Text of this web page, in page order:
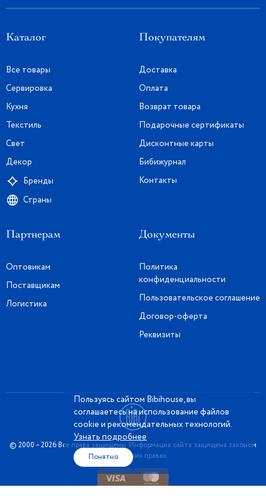
Каталог
Все товары
Сервировка
Кухня
Текстиль
Свет
Декор
Бренды
Страны
Покупателям
Доставка
Оплата
Возврат товара
Подарочные сертификаты
Дисконтные карты
Бибижурнал
Контакты
Партнерам
Оптовикам
Поставщикам
Логистика
Документы
Политика
конфиденциальности
Пользовательское соглашение
Договор-оферта
Реквизиты
© 2000 – 2026 Все права защищены. Информация сайта защищена законом
об авторских правах.
Пользуясь сайтом Bibihouse, вы
соглашаетесь на использование файлов
cookie и рекомендательных технологий.
Узнать подробнее
Понятно